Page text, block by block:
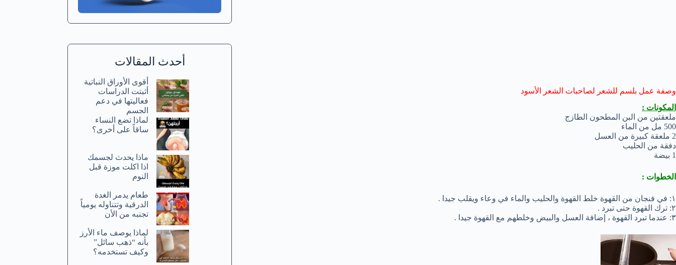
وصفة عمل بلسم للشعر لصاحبات الشعر الأسود
المكونات :
ملعقتين من البن المطحون الطازج
500 مل من الماء
2 ملعقة كبيرة من العسل
دفقة من الحليب
1 بيضة
الخطوات :
١: في فنجان من القهوة خلط القهوة والحليب والماء في وعاء ويقلب جيدا .
٢: ترك القهوة حتى تبرد .
٣: عندما تبرد القهوة ، إضافة العسل والبيض وخلطهم مع القهوة جيدا .
أحدث المقالات
أقوى الأوراق النباتية
أثبتت الدراسات
فعاليتها في دعم
الجسم
لماذا تضع النساء
ساقاً على أخرى؟
ماذا يحدث لجسمك
اذا اكلت موزة قبل
النوم
طعام يدمر الغدة
الدرقية وتتناوله يومياً
تجنبه من الأن
لماذا يوصف ماء الأرز
بأنه “ذهب سائل”
وكيف تستخدمه؟